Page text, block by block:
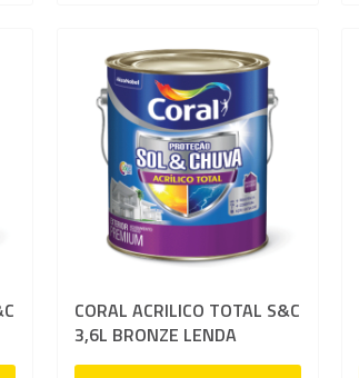
Adicionar
à
lista
de
desejos
Adicionar
para
Comparar
CORAL ACRILICO TOTAL S&C
3,6L BRONZE LENDA